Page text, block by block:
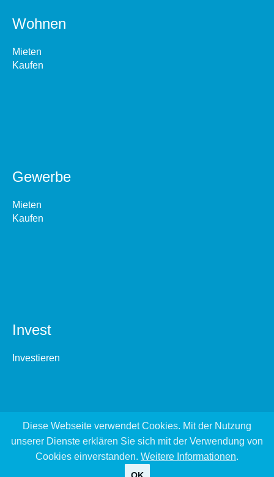
Wohnen
Mieten
Kaufen
Gewerbe
Mieten
Kaufen
Invest
Investieren
Diese Webseite verwendet Cookies. Mit der Nutzung
unserer Dienste erklären Sie sich mit der Verwendung von
Cookies einverstanden. Weitere Informationen.